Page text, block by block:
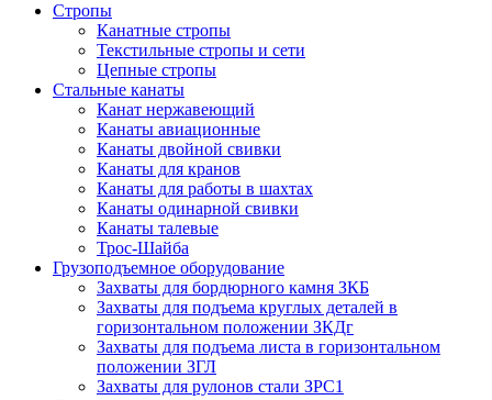
Стропы
Канатные стропы
Текстильные стропы и сети
Цепные стропы
Стальные канаты
Канат нержавеющий
Канаты авиационные
Канаты двойной свивки
Канаты для кранов
Канаты для работы в шахтах
Канаты одинарной свивки
Канаты талевые
Трос-Шайба
Грузоподъемное оборудование
Захваты для бордюрного камня ЗКБ
Захваты для подъема круглых деталей в
горизонтальном положении ЗКДг
Захваты для подъема листа в горизонтальном
положении ЗГЛ
Захваты для рулонов стали ЗРС1